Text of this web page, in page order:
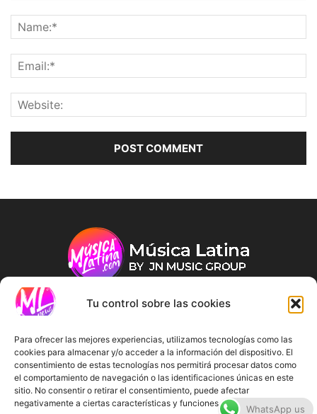
Tu control sobre las cookies
Para ofrecer las mejores experiencias, utilizamos tecnologías como las
cookies para almacenar y/o acceder a la información del dispositivo. El
consentimiento de estas tecnologías nos permitirá procesar datos como
el comportamiento de navegación o las identificaciones únicas en este
sitio. No consentir o retirar el consentimiento, puede afectar
negativamente a ciertas características y funciones.
FOLLOW US
WhatsApp us